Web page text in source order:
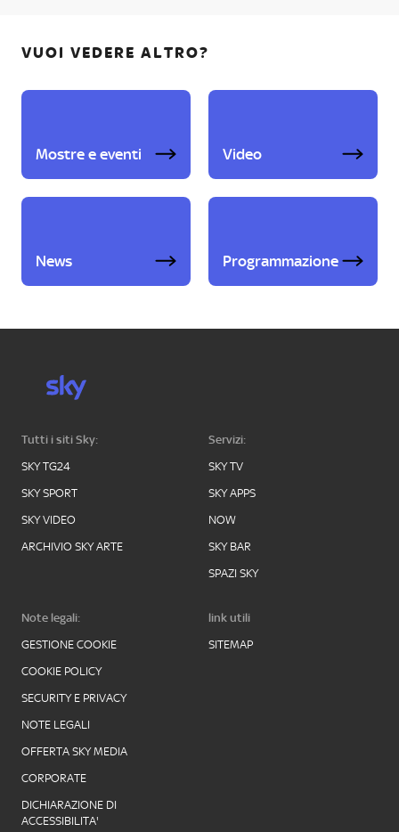
VUOI VEDERE ALTRO?
Mostre e eventi Video
News Programmazione
Tutti i siti Sky:
SKY TG24
SKY SPORT
SKY VIDEO
ARCHIVIO SKY ARTE
Servizi:
SKY TV
SKY APPS
NOW
SKY BAR
SPAZI SKY
Note legali:
GESTIONE COOKIE
COOKIE POLICY
SECURITY E PRIVACY
NOTE LEGALI
OFFERTA SKY MEDIA
CORPORATE
DICHIARAZIONE DI
ACCESSIBILITA'
link utili
SITEMAP